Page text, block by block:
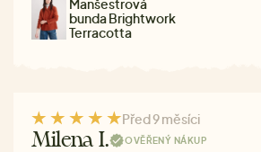
Manšestrová
bunda Brightwork
Terracotta
Před 9 měsíci
Milena I. OVĚŘENÝ NÁKUP